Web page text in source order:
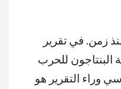
زمن. في تقرير
من لجنة البنتاجون للحرب
وراء التقرير هو